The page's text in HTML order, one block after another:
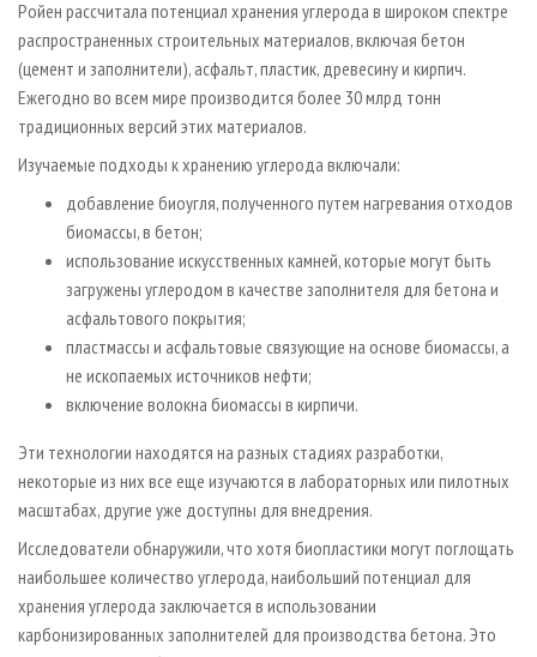
Ройен рассчитала потенциал хранения углерода в широком спектре
распространенных строительных материалов, включая бетон
(цемент и заполнители), асфальт, пластик, древесину и кирпич.
Ежегодно во всем мире производится более 30 млрд тонн
традиционных версий этих материалов.
Изучаемые подходы к хранению углерода включали:
добавление биоугля, полученного путем нагревания отходов
биомассы, в бетон;
использование искусственных камней, которые могут быть
загружены углеродом в качестве заполнителя для бетона и
асфальтового покрытия;
пластмассы и асфальтовые связующие на основе биомассы, а
не ископаемых источников нефти;
включение волокна биомассы в кирпичи.
Эти технологии находятся на разных стадиях разработки,
некоторые из них все еще изучаются в лабораторных или пилотных
масштабах, другие уже доступны для внедрения.
Исследователи обнаружили, что хотя биопластики могут поглощать
наибольшее количество углерода, наибольший потенциал для
хранения углерода заключается в использовании
карбонизированных заполнителей для производства бетона. Это